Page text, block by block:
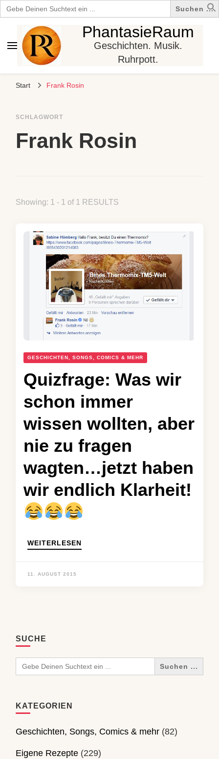
Search
for:
PhantasieRaum
Geschichten. Musik.
Ruhrpott.
Start Frank Rosin
SCHLAGWORT
Frank Rosin
Showing: 1 - 1 of 1 RESULTS
GESCHICHTEN, SONGS, COMICS & MEHR
Quizfrage: Was wir
schon immer
wissen wollten, aber
nie zu fragen
wagten…jetzt haben
wir endlich Klarheit!
WEITERLESEN
11. AUGUST 2015
SUCHE
Search
for:
KATEGORIEN
Geschichten, Songs, Comics & mehr (82)
Eigene Rezepte (229)